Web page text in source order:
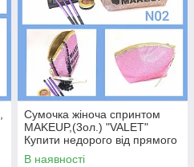
Сумочка жіноча спринтом
MAKEUP,(3ол.) "VALET"
Купити недорого від прямого
постачальника
В наявності